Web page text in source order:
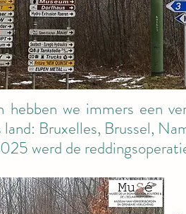
hebben we immers een
Bruxelles, Brussel,
werd de